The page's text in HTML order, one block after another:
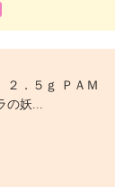
．５ｇ ＰＡＭ
の妖...